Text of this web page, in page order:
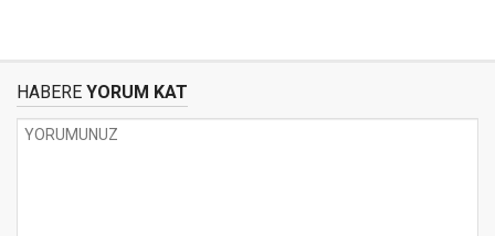
HABERE YORUM KAT